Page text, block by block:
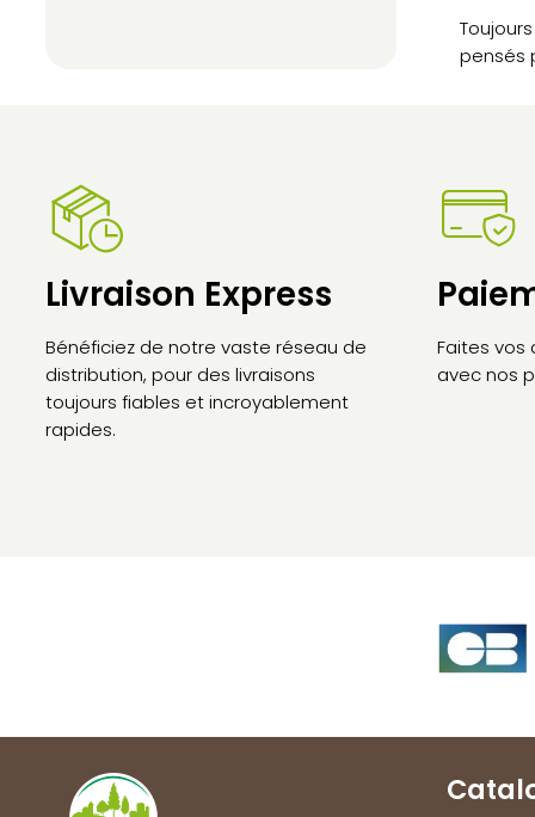
pensés
Livraison Express
Bénéficiez de notre vaste réseau de
distribution, pour des livraisons
toujours fiables et incroyablement
rapides.
Faites
avec nos